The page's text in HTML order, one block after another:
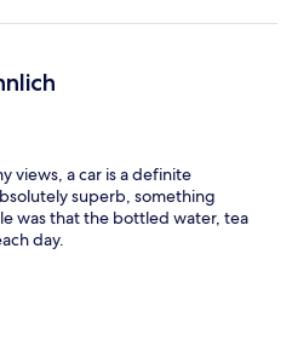
complaint is that the hotel is up
from the street. Google maps
. The area is up in the
views, a car is a definite
superb, something
was that the bottled water, tea
day.